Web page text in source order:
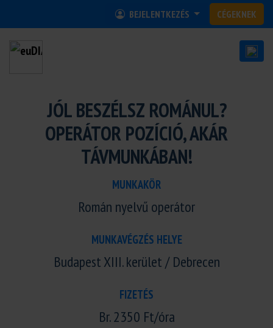
BEJELENTKEZÉS CÉGEKNEK
JÓL BESZÉLSZ ROMÁNUL?
OPERÁTOR POZÍCIÓ, AKÁR
TÁVMUNKÁBAN!
MUNKAKÖR
Román nyelvű operátor
MUNKAVÉGZÉS HELYE
Budapest XIII. kerület / Debrecen
FIZETÉS
Br. 2350 Ft/óra